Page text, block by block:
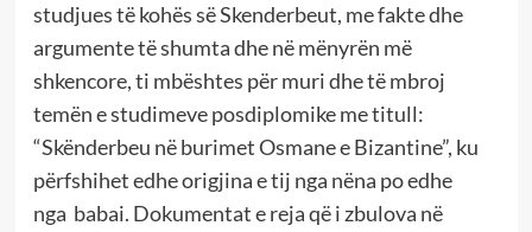
studjues të kohës së Skenderbeut, me fakte dhe
argumente të shumta dhe në mënyrën më
shkencore,ti mbështes për muri dhetë mbroj
temën e studimeve posdiplomike me titull:
“Skënderbeu në burimet Osmane e Bizantine”, ku
përfshihetedhe origjina e tij nga nëna po edhe
nga babai. Dokumentat e reja që i zbulova në